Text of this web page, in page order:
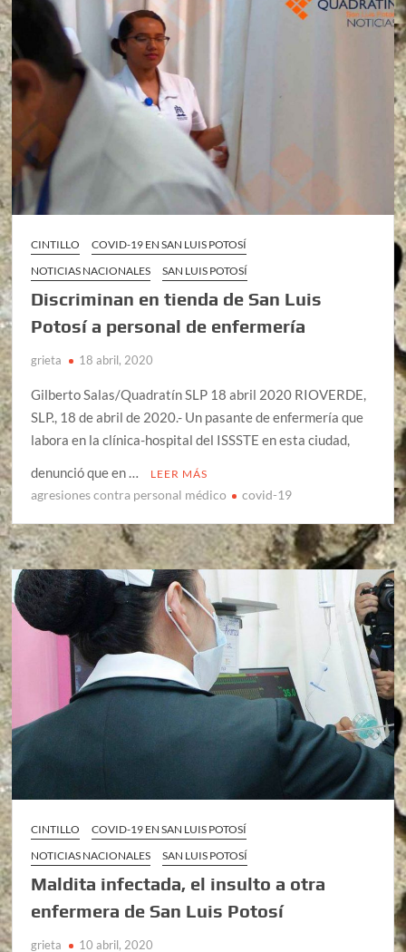
CINTILLO
COVID-19 EN SAN LUIS POTOSÍ
NOTICIAS NACIONALES
SAN LUIS POTOSÍ
Discriminan en tienda de San Luis
Potosí a personal de enfermería
grieta 18 abril, 2020
Gilberto Salas/Quadratín SLP 18 abril 2020 RIOVERDE,
SLP., 18 de abril de 2020.- Un pasante de enfermería que
labora en la clínica-hospital del ISSSTE en esta ciudad,
denunció que en …
LEER MÁS
agresiones contra personal médico covid-19
CINTILLO
COVID-19 EN SAN LUIS POTOSÍ
NOTICIAS NACIONALES
SAN LUIS POTOSÍ
Maldita infectada, el insulto a otra
enfermera de San Luis Potosí
grieta 10 abril, 2020